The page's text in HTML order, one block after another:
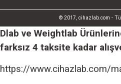
© 2017, cihazlab.com -
Dlab ve Weightlab
farksız 4 taksite kadar
https://www.cihazlab.com/